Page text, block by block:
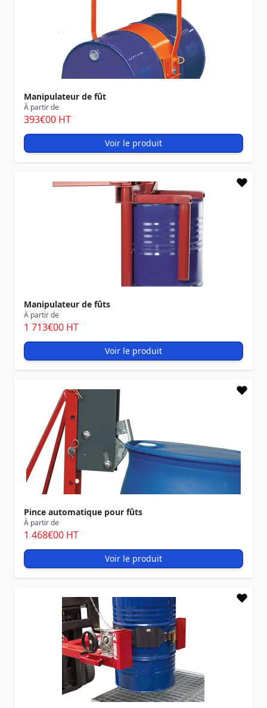
Manipulateur de fût
À partir de
393€00 HT
Voir le produit
Manipulateur de fûts
À partir de
1 713€00 HT
Voir le produit
Pince automatique pour fûts
À partir de
1 468€00 HT
Voir le produit